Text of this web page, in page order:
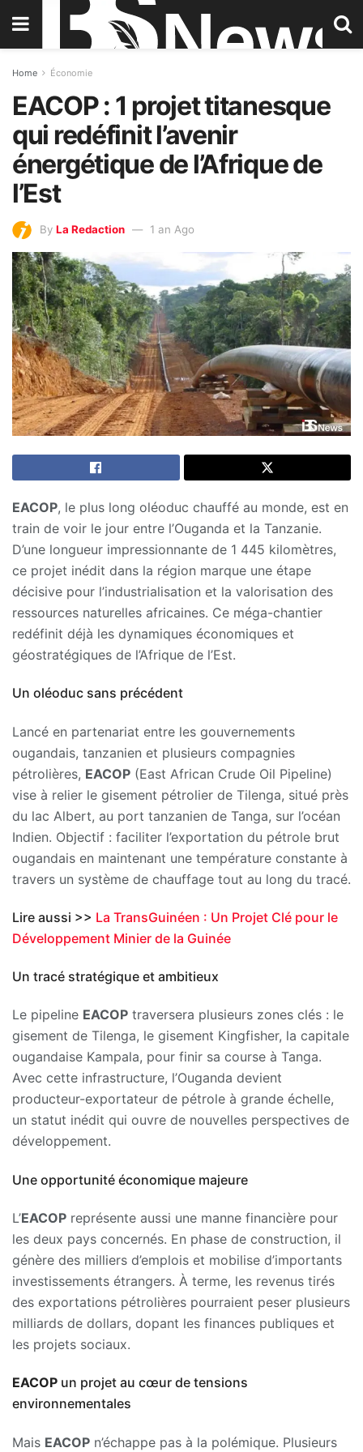
Home Économie
EACOP : 1 projet titanesque
qui redéfinit l’avenir
énergétique de l’Afrique de
l’Est
By La Redaction 1 an Ago
EACOP, le plus long oléoduc chauffé au monde, est en
train de voir le jour entre l’Ouganda et la Tanzanie.
D’une longueur impressionnante de 1 445 kilomètres,
ce projet inédit dans la région marque une étape
décisive pour l’industrialisation et la valorisation des
ressources naturelles africaines. Ce méga-chantier
redéfinit déjà les dynamiques économiques et
géostratégiques de l’Afrique de l’Est.
Un oléoduc sans précédent
Lancé en partenariat entre les gouvernements
ougandais, tanzanien et plusieurs compagnies
pétrolières, EACOP (East African Crude Oil Pipeline)
vise à relier le gisement pétrolier de Tilenga, situé près
du lac Albert, au port tanzanien de Tanga, sur l’océan
Indien. Objectif : faciliter l’exportation du pétrole brut
ougandais en maintenant une température constante à
travers un système de chauffage tout au long du tracé.
Lire aussi >> La TransGuinéen : Un Projet Clé pour le
Développement Minier de la Guinée
Un tracé stratégique et ambitieux
Le pipeline EACOP traversera plusieurs zones clés : le
gisement de Tilenga, le gisement Kingfisher, la capitale
ougandaise Kampala, pour finir sa course à Tanga.
Avec cette infrastructure, l’Ouganda devient
producteur-exportateur de pétrole à grande échelle,
un statut inédit qui ouvre de nouvelles perspectives de
développement.
Une opportunité économique majeure
L’EACOP représente aussi une manne financière pour
les deux pays concernés. En phase de construction, il
génère des milliers d’emplois et mobilise d’importants
investissements étrangers. À terme, les revenus tirés
des exportations pétrolières pourraient peser plusieurs
milliards de dollars, dopant les finances publiques et
les projets sociaux.
EACOP un projet au cœur de tensions
environnementales
Mais EACOP n’échappe pas à la polémique. Plusieurs